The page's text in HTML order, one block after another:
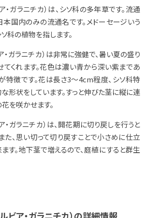
・ガラニチカ）は、シソ科の多年草です。流通
国内のみの流通名です。メドーセージいう
科の植物を指します。
・ガラニチカ）は非常に強健で、暑い夏の盛り
くれます。花色は濃い青から深い紫まであ
特徴です。花は長さ3～4cm程度、シソ科特
形状をしています。すっと伸びた茎に縦に連
を咲かせます。
・ガラニチカ）は、開花期に切り戻しを行うと
た、思い切って切り戻すことで小さめに仕立
す。地下茎で増えるので、庭植にすると群生